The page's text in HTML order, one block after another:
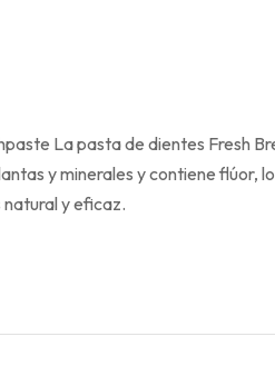
La pasta de dientes Fresh
y minerales y contiene flúor,
y eficaz.